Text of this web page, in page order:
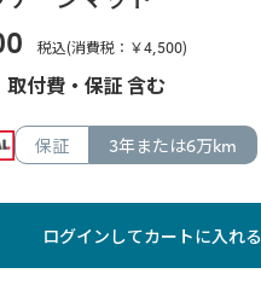
税込(消費税：￥4,500)
付費・保証 含む
保証 3年または6万km
ログインしてカートに入れる